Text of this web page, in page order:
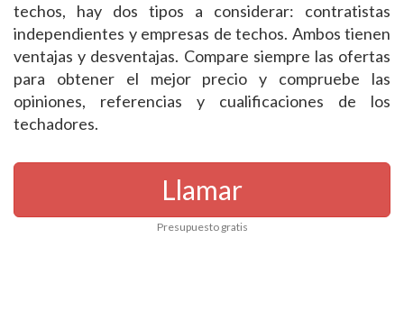
techos, hay dos tipos a considerar: contratistas
independientes y empresas de techos. Ambos tienen
ventajas y desventajas. Compare siempre las ofertas
para obtener el mejor precio y compruebe las
opiniones, referencias y cualificaciones de los
techadores.
Llamar
Presupuesto gratis